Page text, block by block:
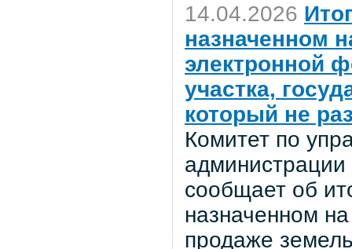
14.04.2026
назначенном
электронной
участка,
который не
Комитет по
администрации
сообщает об
назначенном
продаже